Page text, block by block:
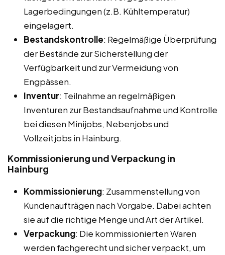
Lagerbedingungen (z.B. Kühltemperatur)
eingelagert.
Bestandskontrolle: Regelmäßige Überprüfung
der Bestände zur Sicherstellung der
Verfügbarkeit und zur Vermeidung von
Engpässen.
Inventur: Teilnahme an regelmäßigen
Inventuren zur Bestandsaufnahme und Kontrolle
bei diesen Minijobs, Nebenjobs und
Vollzeitjobs in Hainburg.
Kommissionierung und Verpackung in
Hainburg
Kommissionierung: Zusammenstellung von
Kundenaufträgen nach Vorgabe. Dabei achten
sie auf die richtige Menge und Art der Artikel.
Verpackung: Die kommissionierten Waren
werden fachgerecht und sicher verpackt, um